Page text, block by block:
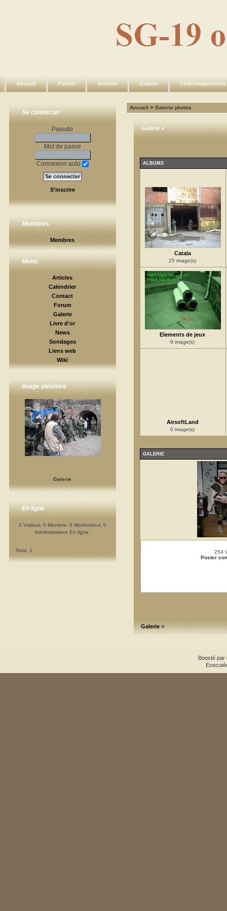
Accueil Forum Articles Galerie Téléchargements
Se connecter
Pseudo
Mot de passe
Connexion auto
S'inscrire
Membres
Membres
Menu
Articles
Calendrier
Contact
Forum
Galerie
Livre d'or
News
Sondages
Liens web
Wiki
Image aléatoire
Galerie
En ligne
1 Visiteur, 0 Membre, 0 Modérateur, 0
Administrateur En ligne.
Total: 1
Accueil »Galerie photos
Galerie »
ALBUMS
Catala
25 image(s)
Elements de jeux
9 image(s)
AirsoftLand
0 image(s)
GALERIE
254
Poster
Galerie»
Boosté par